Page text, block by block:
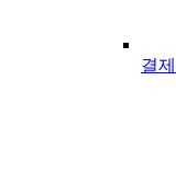
결제